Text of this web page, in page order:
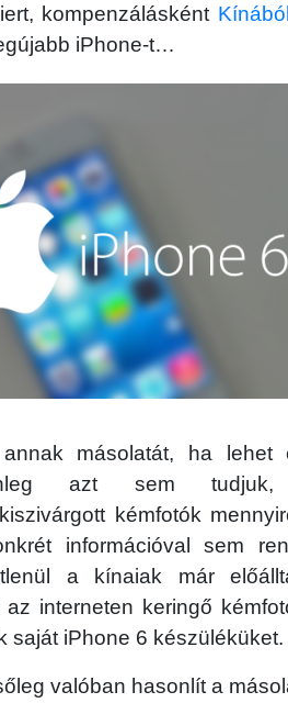
kompenzálásként
iPhone-t…
másolatát, ha lehet
azt sem
kémfotók
információval sem
a kínaiak már
interneten keringő
saját iPhone 6 készüléküket.
valóban hasonlít a